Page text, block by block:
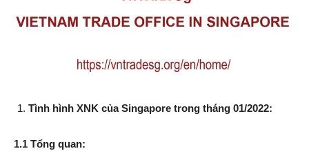
Tình hình XNK của Singapore trong tháng 01/2022:
1.1 Tổng quan: